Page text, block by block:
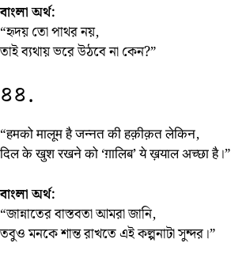
বাংলা অর্থ:
“হৃদয় তো পাথর নয়,
তাই ব্যথায় ভরে উঠবে না কেন?”
৪৪.
“हमको मालूम है जन्नत की हक़ीक़त लेकिन,
दिल के खुश रखने को ‘ग़ालिब’ ये ख़याल अच्छा है।”
বাংলা অর্থ:
“জান্নাতের বাস্তবতা আমরা জানি,
তবুও মনকে শান্ত রাখতে এই কল্পনাটা সুন্দর।”